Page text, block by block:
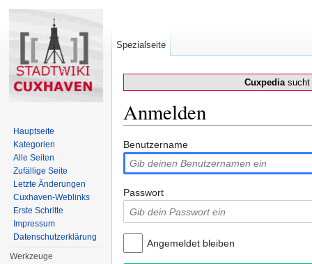
Cuxpediasucht
Anmelden
Benutzername
Passwort
Angemeldet bleiben
Spezialseite
Hauptseite
Kategorien
Alle Seiten
Zufällige Seite
Letzte Änderungen
Cuxhaven-Weblinks
Erste Schritte
Impressum
Datenschutzerklärung
Werkzeuge